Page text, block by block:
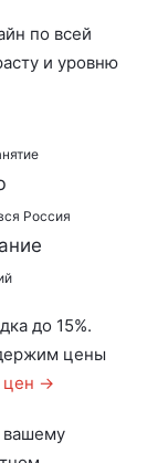
по всей
и уровню
Россия
до 15%.
цены
цен →
вашему